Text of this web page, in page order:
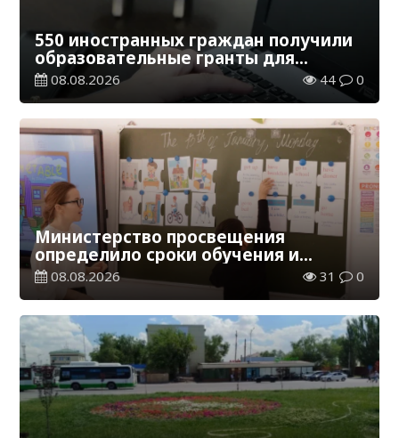
550 иностранных граждан получили
образовательные гранты для
обучения в Казахстане
08.08.2026 44 0
Министерство просвещения
определило сроки обучения и
каникул на 2026-2027 учебный год
08.08.2026 31 0